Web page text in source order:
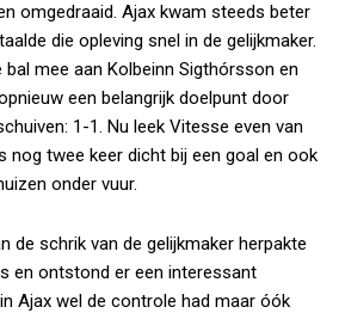
omgedraaid. Ajax kwam steeds beter
die opleving snel in de gelijkmaker.
bal mee aan Kolbeinn Sigthórsson en
een belangrijk doelpunt door
1-1. Nu leek Vitesse even van
nog twee keer dicht bij een goal en ook
onder vuur.
de schrik van de gelijkmaker herpakte
en ontstond er een interessant
Ajax wel de controle had maar óók